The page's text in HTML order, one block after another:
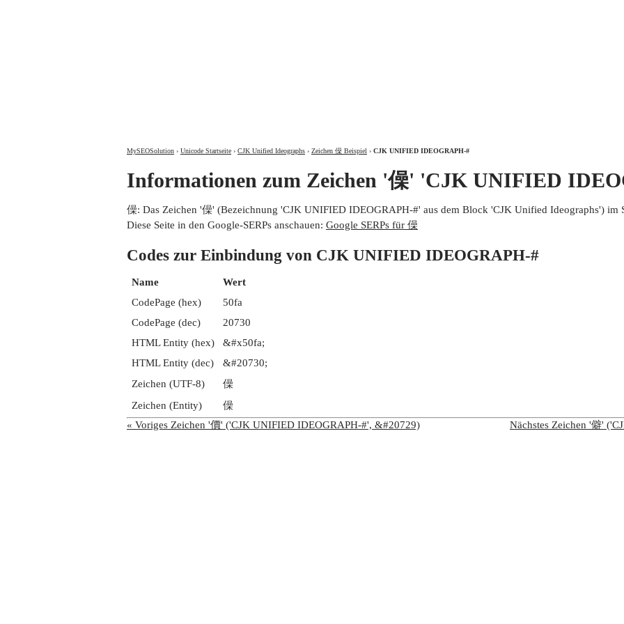
MySEOSolution › Unicode Startseite › CJK Unified Ideographs › Zeichen 僺 Beispiel › CJK UNIFIED IDEOGRAPH-#
Informationen zum Zeichen '僺' 'CJK UNIFIED
僺: Das Zeichen '僺' (Bezeichnung 'CJK UNIFIED IDEOGRAPH-#' aus dem Block 'CJK Unified Ideographs') im
Diese Seite in den Google-SERPs anschauen: Google SERPs für 僺
Codes zur Einbindung von CJK UNIFIED IDEOGRAPH-#
Name
Wert
CodePage (hex)
50fa
CodePage (dec)
20730
HTML Entity (hex)
&#x50fa;
HTML Entity (dec)
&#20730;
Zeichen (UTF-8)
僺
Zeichen (Entity)
僺
« Voriges Zeichen '價' ('CJK UNIFIED IDEOGRAPH-#', &#20729)
Nächstes Zeichen '僻'